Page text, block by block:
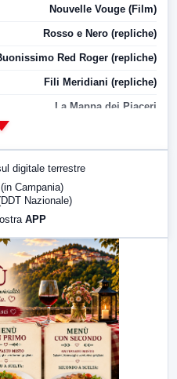
Nouvelle Vouge (Film)
Rosso e Nero (repliche)
Red Roger (repliche)
Fili Meridiani (repliche)
La Mappa dei Piaceri
LabNews (replica)
digitale terrestre
(in Campania)
Nazionale)
APP